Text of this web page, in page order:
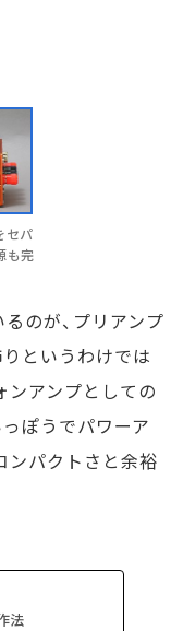
セパ
も完
のが、プリアンプ
というわけでは
ンアンプとしての
ぽうでパワーア
ンパクトさと余裕
法